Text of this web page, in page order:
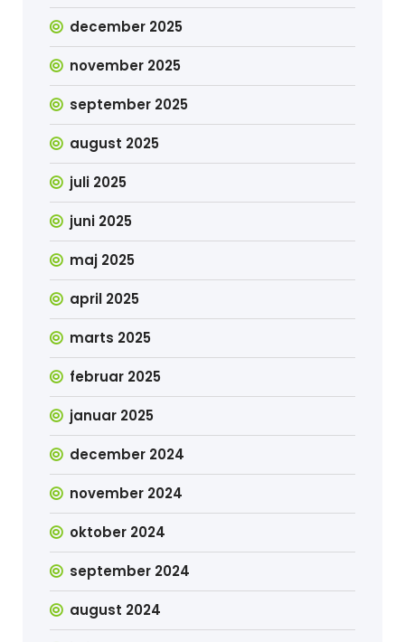
december 2025
november 2025
september 2025
august 2025
juli 2025
juni 2025
maj 2025
april 2025
marts 2025
februar 2025
januar 2025
december 2024
november 2024
oktober 2024
september 2024
august 2024